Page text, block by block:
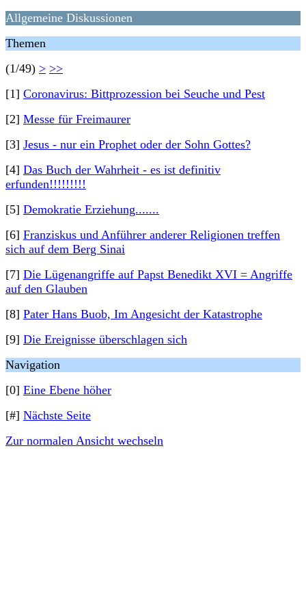
Allgemeine Diskussionen
Themen
(1/49) > >>
[1] Coronavirus: Bittprozession bei Seuche und Pest
[2] Messe für Freimaurer
[3] Jesus - nur ein Prophet oder der Sohn Gottes?
[4] Das Buch der Wahrheit - es ist definitiv
erfunden!!!!!!!!!
[5] Demokratie Erziehung.......
[6] Franziskus und Anführer anderer Religionen treffen
sich auf dem Berg Sinai
[7] Die Lügenangriffe auf Papst Benedikt XVI = Angriffe
auf den Glauben
[8] Pater Hans Buob, Im Angesicht der Katastrophe
[9] Die Ereignisse überschlagen sich
Navigation
[0] Eine Ebene höher
[#] Nächste Seite
Zur normalen Ansicht wechseln